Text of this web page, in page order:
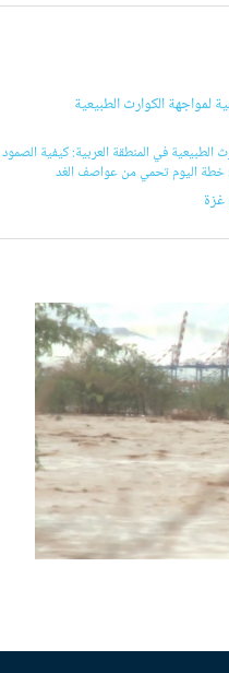
لمواجهة الكوارث الطبيعية
الطبيعية في المنطقة العربية: كيفية الصمود
خطة اليوم تحمي من عواصف الغد
غزة